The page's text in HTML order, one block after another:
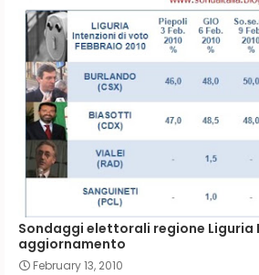
Sondaggi elettorali regione Liguria
aggiornamento
February 13, 2010